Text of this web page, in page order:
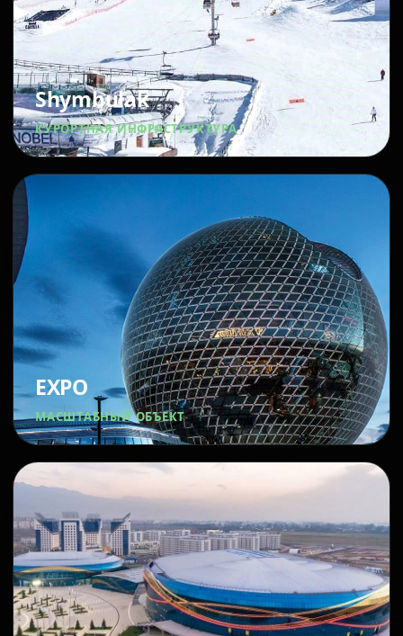
Shymbulak
КУРОРТНАЯ ИНФРАСТРУКТУРА
EXPO
МАСШТАБНЫЙ ОБЪЕКТ